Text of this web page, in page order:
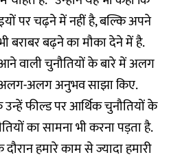
पर चढ़ने में नहीं है, बल्कि अपने
बराबर बढ़ने का मौका देने में है.
आने वाली चुनौतियों के बारे में अलग
अलग-अलग अनुभव साझा किए.
उन्हें फील्ड पर आर्थिक चुनौतियों के
का सामना भी करना पड़ता है.
दौरान हमारे काम से ज्यादा हमारी